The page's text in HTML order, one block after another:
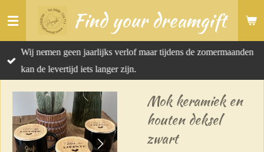
Ga
naar
de
hoofdinhoud
Find your dreamgift
Wij nemen geen jaarlijks verlof maar tijdens de zomermaanden
kan de levertijd iets langer zijn.
Mok keramiek en
houten deksel
zwart